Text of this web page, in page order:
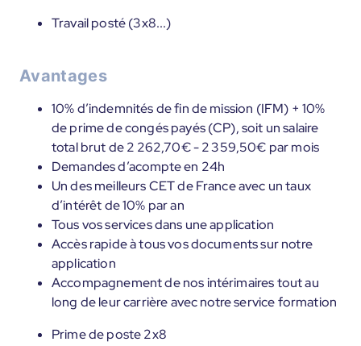
Travail posté (3x8...)
Avantages
10% d’indemnités de fin de mission (IFM) + 10%
de prime de congés payés (CP), soit un salaire
total brut de 2 262,70€ - 2 359,50€ par mois
Demandes d’acompte en 24h
Un des meilleurs CET de France avec un taux
d’intérêt de 10% par an
Tous vos services dans une application
Accès rapide à tous vos documents sur notre
application
Accompagnement de nos intérimaires tout au
long de leur carrière avec notre service formation
Prime de poste 2x8